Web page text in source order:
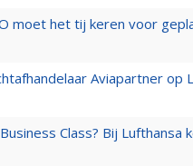
moet het tij keren voor
Aviapartner op
Class? Bij